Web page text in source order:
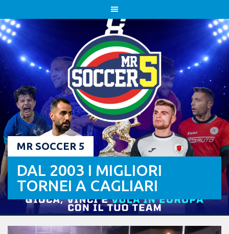
to
content
MR SOCCER 5
DAL 2003 I MIGLIORI
TORNEI A CAGLIARI